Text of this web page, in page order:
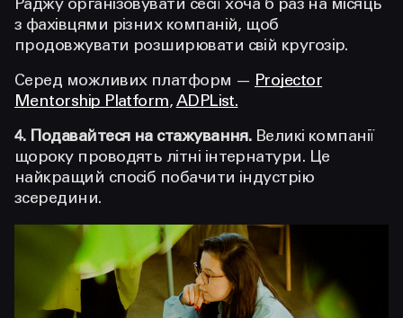
Раджу організовувати сесії хоча б раз на місяць
з фахівцями різних компаній, щоб
продовжувати розширювати свій кругозір.
Серед можливих платформ — Projector
Mentorship Platform, ADPList.
4. Подавайтеся на стажування.Великі компанії
щороку проводять літні інтернатури. Це
найкращий спосіб побачити індустрію
зсередини.